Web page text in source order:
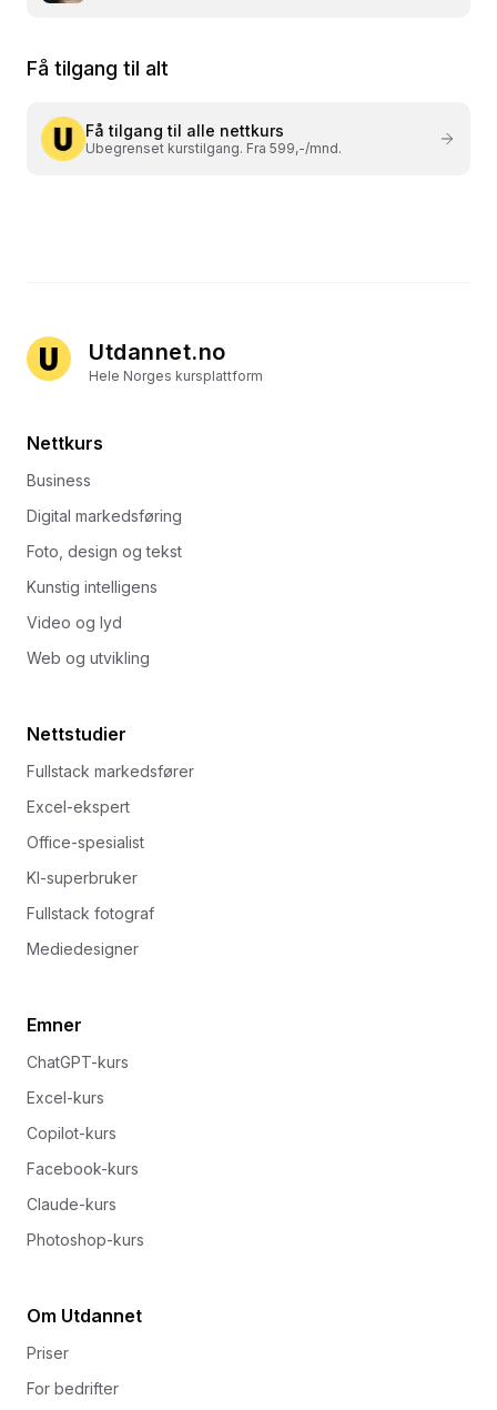
Få tilgang til alt
Få tilgang til alle nettkurs
Ubegrenset kurstilgang. Fra 599,-/mnd.
Utdannet.no
Hele Norges kursplattform
Nettkurs
Business
Digital markedsføring
Foto, design og tekst
Kunstig intelligens
Video og lyd
Web og utvikling
Nettstudier
Fullstack markedsfører
Excel-ekspert
Office-spesialist
KI-superbruker
Fullstack fotograf
Mediedesigner
Emner
ChatGPT-kurs
Excel-kurs
Copilot-kurs
Facebook-kurs
Claude-kurs
Photoshop-kurs
Om Utdannet
Priser
For bedrifter